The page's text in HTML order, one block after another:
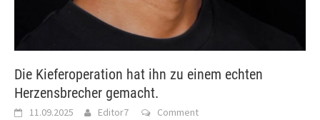
Die Kieferoperation hat ihn zu einem echten
Herzensbrecher gemacht.
11.09.2025 Editor7 Comment